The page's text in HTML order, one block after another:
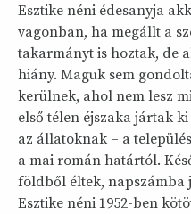
Esztike néni édesanyja
vagonban, ha megállt a
takarmányt is hoztak, de
hiány. Maguk sem
kerülnek, ahol nem lesz
első télen éjszaka jártak
az állatoknak – a
a mai román határtól.
földből éltek, napszámba
Esztike néni 1952-ben